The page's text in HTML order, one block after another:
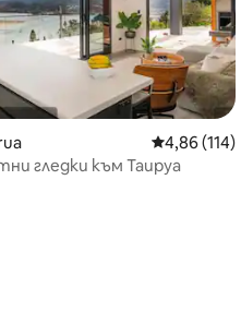
Средна
4,86 (114)
гледки към Таируа